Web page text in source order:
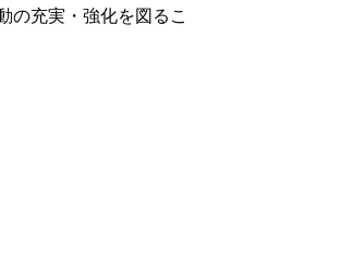
の充実・強化を図るこ